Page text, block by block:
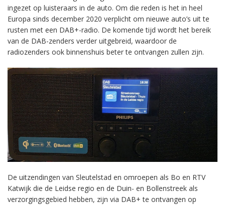
ingezet op luisteraars in de auto. Om die reden is het in heel
Europa sinds december 2020 verplicht om nieuwe auto’s uit te
rusten met een DAB+-radio. De komende tijd wordt het bereik
van de DAB-zenders verder uitgebreid, waardoor de
radiozenders ook binnenshuis beter te ontvangen zullen zijn.
De uitzendingen van Sleutelstad en omroepen als Bo en RTV
Katwijk die de Leidse regio en de Duin- en Bollenstreek als
verzorgingsgebied hebben, zijn via DAB+ te ontvangen op